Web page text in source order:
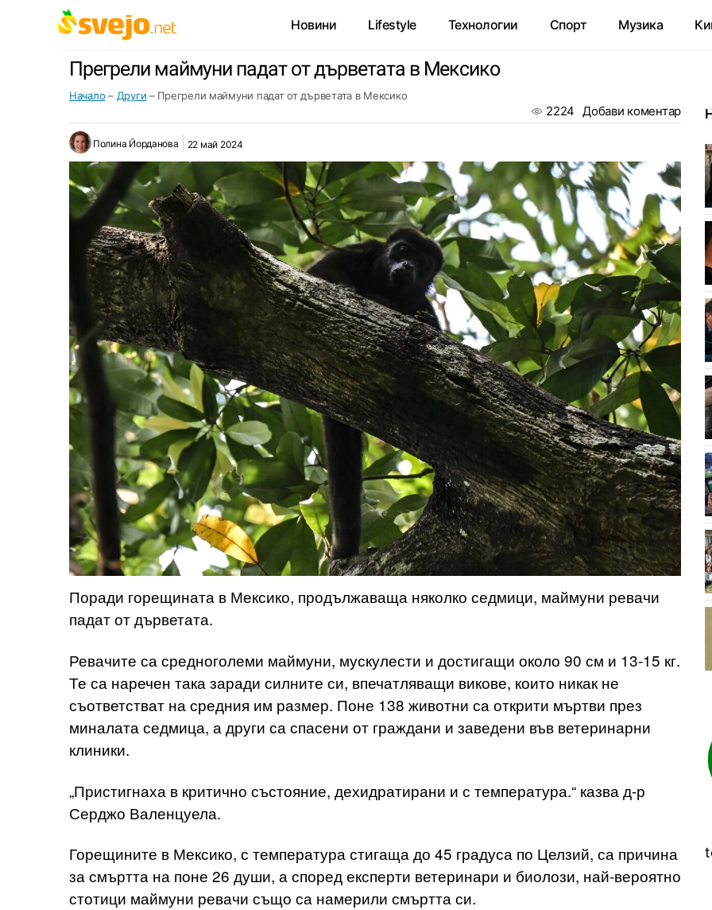
Новини Lifestyle Технологии Спорт Музика
Прегрели маймуни падат от дърветата в Мексико
Начало – Други – Прегрели маймуни падат от дърветата в Мексико
2224 Добави коментар
Полина Йорданова 22 май 2024
Поради горещината в Мексико, продължаваща няколко седмици, маймуни ревачи
падат от дърветата.
Ревачите са средноголеми маймуни, мускулести и достигащи около 90 см и 13-15 кг.
Те са наречен така заради силните си, впечатляващи викове, които никак не
съответстват на средния им размер. Поне 138 животни са открити мъртви през
миналата седмица, а други са спасени от граждани и заведени във ветеринарни
клиники.
„Пристигнаха в критично състояние, дехидратирани и с температура.“ казва д-р
Серджо Валенцуела.
Горещините в Мексико, с температура стигаща до 45 градуса по Целзий, са причина
за смъртта на поне 26 души, а според експерти ветеринари и биолози, най-вероятно
стотици маймуни ревачи също са намерили смъртта си.